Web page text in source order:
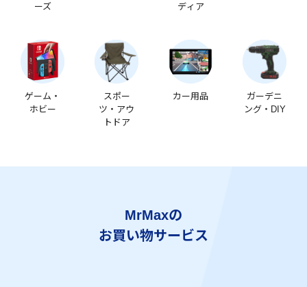
ーズ
ディア
ゲーム・
ホビー
スポー
ツ・アウ
トドア
カー用品
ガーデニ
ング・DIY
MrMaxの
お買い物サービス